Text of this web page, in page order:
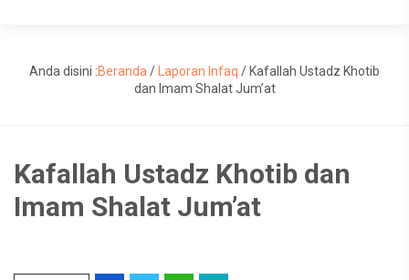
Anda disini :Beranda / Laporan Infaq / Kafallah Ustadz Khotib
dan Imam Shalat Jum’at
Kafallah Ustadz Khotib dan
Imam Shalat Jum’at